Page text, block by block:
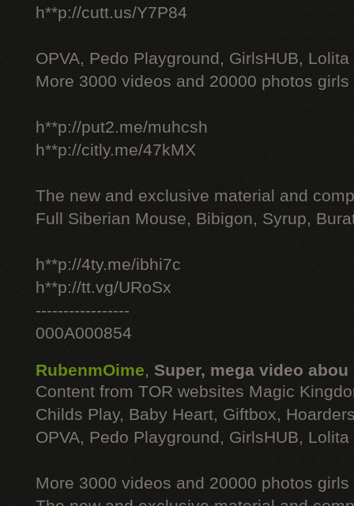
h**p://cutt.us/Y7P84
OPVA, Pedo Playground, GirlsHUB, Lolita
More 3000 videos and 20000 photos
h**p://put2.me/muhcsh
h**p://citly.me/47kMX
The new and exclusive material and
Full Siberian Mouse, Bibigon, Syrup,
h**p://4ty.me/ibhi7c
h**p://tt.vg/URoSx
-----------------
000A000854
RubenmOime, Super, mega video abou
Content from TOR websites Magic
Childs Play, Baby Heart, Giftbox,
OPVA, Pedo Playground, GirlsHUB, Lolita
More 3000 videos and 20000 photos